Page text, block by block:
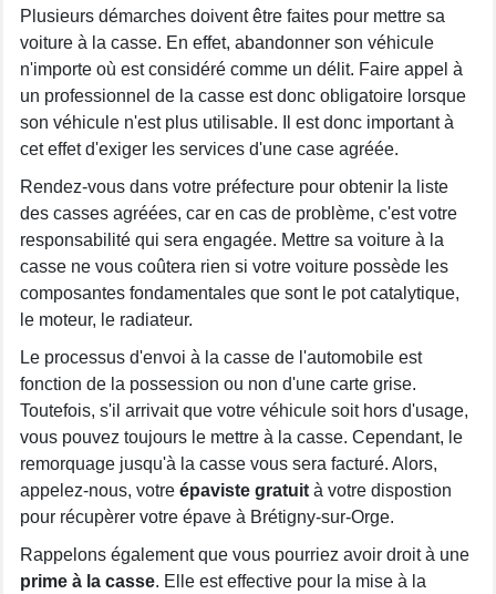
Plusieurs démarches doivent être faites pour mettre sa
voiture à la casse. En effet, abandonner son véhicule
n'importe où est considéré comme un délit. Faire appel à
un professionnel de la casse est donc obligatoire lorsque
son véhicule n'est plus utilisable. Il est donc important à
cet effet d'exiger les services d'une case agréée.
Rendez-vous dans votre préfecture pour obtenir la liste
des casses agréées, car en cas de problème, c'est votre
responsabilité qui sera engagée. Mettre sa voiture à la
casse ne vous coûtera rien si votre voiture possède les
composantes fondamentales que sont le pot catalytique,
le moteur, le radiateur.
Le processus d'envoi à la casse de l'automobile est
fonction de la possession ou non d'une carte grise.
Toutefois, s'il arrivait que votre véhicule soit hors d'usage,
vous pouvez toujours le mettre à la casse. Cependant, le
remorquage jusqu'à la casse vous sera facturé. Alors,
appelez-nous, votre épaviste gratuit à votre dispostion
pour récupèrer votre épave à Brétigny-sur-Orge.
Rappelons également que vous pourriez avoir droit à une
prime à la casse. Elle est effective pour la mise à la